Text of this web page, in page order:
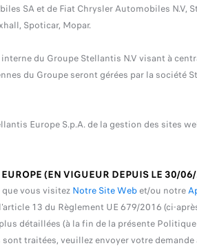
SA et de Fiat Chrysler Automobiles
Spoticar, Mopar.
du Groupe Stellantis N.V visant à
du Groupe seront gérées par la
Europe S.p.A. de la gestion des sites
(EN VIGUEUR DEPUIS LE 30/
que vous visitez Notre Site Webet/ou notre
13 du Règlement UE 679/2016 (ci-
détaillées (à la fin de la présente
traitées, veuillez envoyer votre demande